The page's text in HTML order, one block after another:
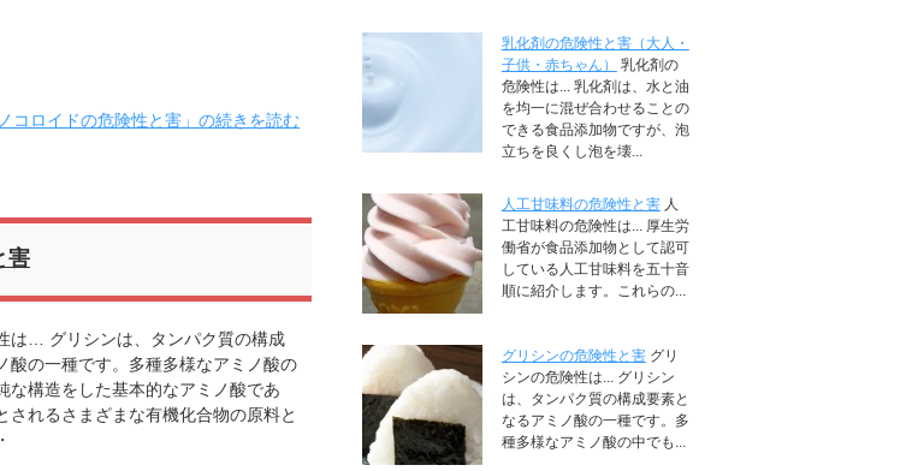
コロイドの危険性と害」の続きを読む
害
は… グリシンは、タンパク質の構成
酸の一種です。多種多様なアミノ酸の
な構造をした基本的なアミノ酸であ
されるさまざまな有機化合物の原料と
乳化剤の危険性と害（大人・
子供・赤ちゃん）
乳化剤の
危険性は... 乳化剤は、水と油
を均一に混ぜ合わせることの
できる食品添加物ですが、泡
立ちを良くし泡を壊...
人工甘味料の危険性と害 人
工甘味料の危険性は... 厚生労
働省が食品添加物として認可
している人工甘味料を五十音
順に紹介します。これらの...
グリシンの危険性と害 グリ
シンの危険性は... グリシン
は、タンパク質の構成要素と
なるアミノ酸の一種です。多
種多様なアミノ酸の中でも...